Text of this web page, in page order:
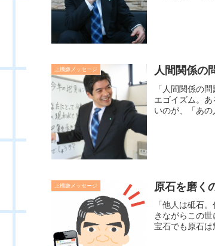
上機嫌メッセージ 人間関係の
「人間関係の
エゴイズム。
いのが、「あの
上機嫌メッセージ 原石を磨く
「他人は砥石
きながらこの
宝石でも原石は